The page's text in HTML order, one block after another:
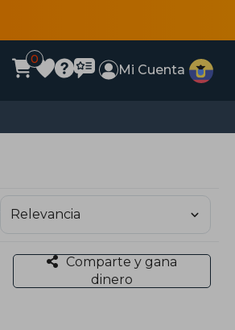
0
Mi Cuenta
Comparte y gana
dinero